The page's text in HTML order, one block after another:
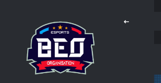
EFOOTBALL